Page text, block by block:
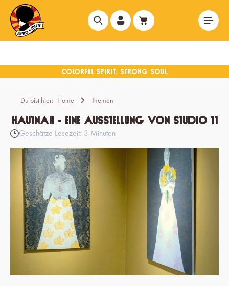
springen
Du bist hier: Home Themen
Hautnah - Eine Ausstellung von Studio 11
Geschätze Lesezeit: 3 Minuten